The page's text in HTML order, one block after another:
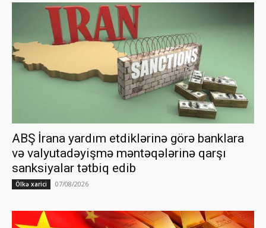
ABŞ İrana yardım etdiklərinə görə banklara
və valyutadəyişmə məntəqələrinə qarşı
sanksiyalar tətbiq edib
Ölkə xarici 07/08/2026